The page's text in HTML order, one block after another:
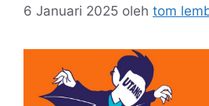
6 Januari 2025 oleh tom